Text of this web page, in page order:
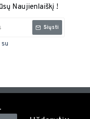
Naujienlaiškį !
Siųsti